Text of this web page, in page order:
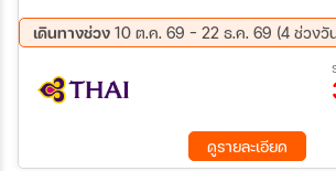
ระหว่าง
สีชมพู The Pink City - Amber Fort (รวมรถ
Hawa Mahal พระราชวังแห่งสายลม - Panna Meena บ่อน้
รูปทรงเรขาคณิต - Kishangarh – Marble
ขาวล้วน เหมือนทะเลหิมะ - Kishangarh Fort
บรรยากาศสงบงาม เหมาะนั่งพักชมวิว
เดินทางช่วง 10 ต.ค. 69 - 22 ธ.ค. 69 (4 ช่วงวั
21 ต.ค.
03 ธ.ค. 69 - 08 ธ.ค. 69
17 ธ.ค.
ดูรายละเอียด